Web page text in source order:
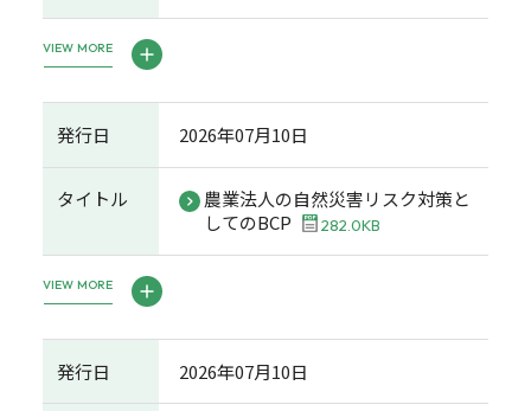
VIEW MORE
発行日 2026年07月10日
タイトル
農業法人の自然災害リスク対策と
してのBCP
282.0KB
VIEW MORE
発行日 2026年07月10日